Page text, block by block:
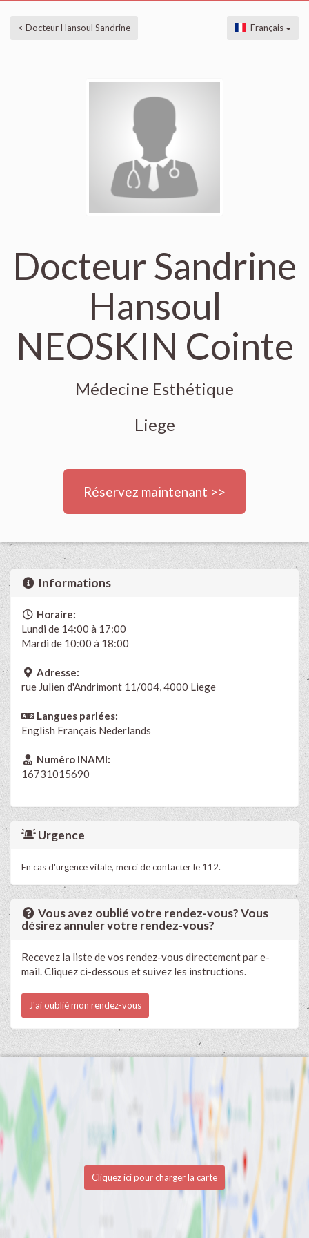
< Docteur Hansoul Sandrine Français
Docteur Sandrine
Hansoul
NEOSKIN Cointe
Médecine Esthétique
Liege
Réservez maintenant >>
Informations
Horaire:
Lundi de 14:00 à 17:00
Mardi de 10:00 à 18:00
Adresse:
rue Julien d'Andrimont 11/004, 4000 Liege
Langues parlées:
English Français Nederlands
Numéro INAMI:
16731015690
Urgence
En cas d'urgence vitale, merci de contacter le 112.
Vous avez oublié votre rendez-vous? Vous
désirez annuler votre rendez-vous?
Recevez la liste de vos rendez-vous directement par e-
mail. Cliquez ci-dessous et suivez les instructions.
J'ai oublié mon rendez-vous
Cliquez ici pour charger la carte